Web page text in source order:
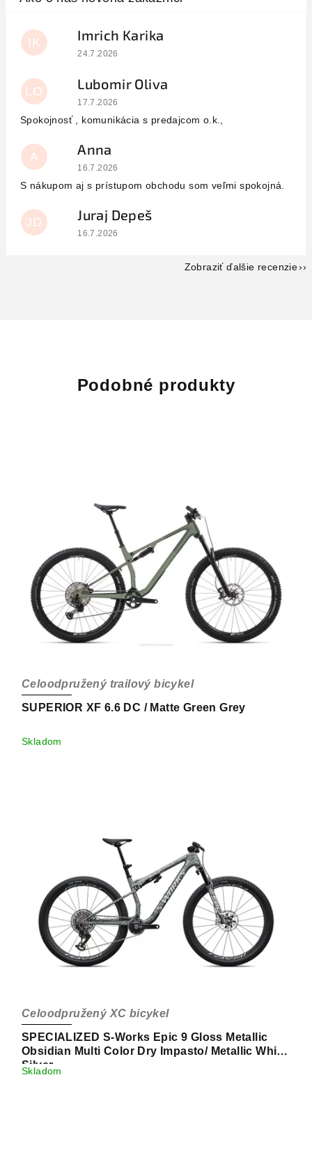
IK Imrich Karika
Hodnotenie obchodu je 5 z 5 hviezdičiek.
24.7.2026
LO Lubomir Oliva
Hodnotenie obchodu je 5 z 5 hviezdičiek.
17.7.2026
Spokojnosť , komunikácia s predajcom o.k.,
A Anna
Hodnotenie obchodu je 5 z 5 hviezdičiek.
16.7.2026
S nákupom aj s prístupom obchodu som veľmi spokojná.
JD Juraj Depeš
Hodnotenie obchodu je 5 z 5 hviezdičiek.
16.7.2026
Zobraziť ďalšie recenzie
Podobné produkty
SUPERIOR XF 6.6 DC / Matte Green Grey
Celoodpružený trailový bicykel
Skladom
SPECIALIZED S-Works Epic 9 Gloss Metallic
Obsidian Multi Color Dry Impasto/ Metallic White
Silver
Celoodpružený XC bicykel
Skladom